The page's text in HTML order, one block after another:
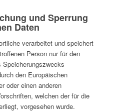
und Sperrung
Daten
verarbeitet und speichert
Person nur für den
den Europäischen
oder einen anderen
welchen der für die
vorgesehen wurde.